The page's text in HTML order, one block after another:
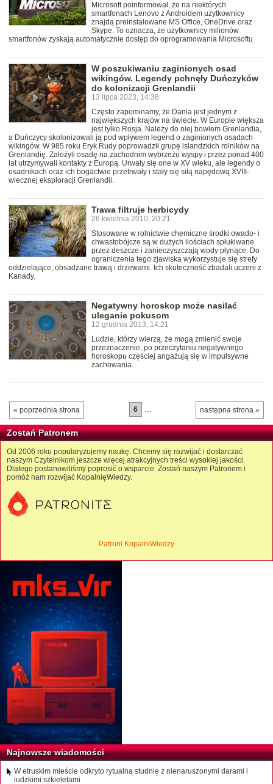
Microsoft poinformował, że na niektórych
smartfonach Lenovo z Androidem użytkownicy
znajdą preinstalowane MS Office, OneDrive oraz
Skype. To oznacza, że użytkownicy milionów
smartfonów zyskają automatycznie dostęp do oprogramowania Microsoftu
W poszukiwaniu zaginionych osad
wikingów. Legendy pchnęły Duńczyków
do kolonizacji Grenlandii
13 lipca 2023, 14:38
Często zapominamy, że Dania jest jednym z
największych krajów na świecie. W Europie większa
jest tylko Rosja. Należy do niej bowiem Grenlandia,
a Duńczycy skolonizowali ją pod wpływem legend o zaginionych osadach
wikingów. W 985 roku Eryk Rudy poprowadził grupę islandzkich rolników na
Grenlandię. Założyli osadę na zachodnim wybrzeżu wyspy i przez ponad 400
lat utrzymywali kontakty z Europą. Urwały się one w XV wieku, ale legendy o
osadnikach oraz ich bogactwie przetrwały i stały się siłą napędową XVIII-
wiecznej eksploracji Grenlandii.
Trawa filtruje herbicydy
26 kwietnia 2010, 20:21
Stosowane w rolnictwie chemiczne środki owado- i
chwastobójcze są w dużych ilościach spłukiwane
przez deszcze i zanieczyszczają wody płynące. Do
ograniczenia tego zjawiska wykorzystuje się strefy
oddzielające, obsadzane trawą i drzewami. Ich skuteczność zbadali uczeni z
Kanady.
Negatywny horoskop może nasilać
uleganie pokusom
12 grudnia 2013, 14:21
Ludzie, którzy wierzą, że mogą zmienić swoje
przeznaczenie, po przeczytaniu negatywnego
horoskopu częściej angażują się w impulsywne
zachowania.
« poprzednia strona następna strona »
6 …
Zostań Patronem
Od 2006 roku popularyzujemy naukę. Chcemy się rozwijać i dostarczać
naszym Czytelnikom jeszcze więcej atrakcyjnych treści wysokiej jakości.
Dlatego postanowiliśmy poprosić o wsparcie. Zostań naszym Patronem i
pomóż nam rozwijać KopalnięWiedzy.
Patroni KopalniWiedzy
Najnowsze wiadomości
W etruskim mieście odkryto rytualną studnię z nienaruszonymi darami i
ludzkimi szkieletami